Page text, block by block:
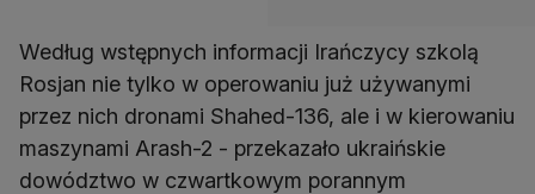
Według wstępnych informacji Irańczycy szkolą
Rosjan nie tylko w operowaniu już używanymi
przez nich dronami Shahed-136, ale i w kierowaniu
maszynami Arash-2 - przekazało ukraińskie
dowództwo w czwartkowym porannym